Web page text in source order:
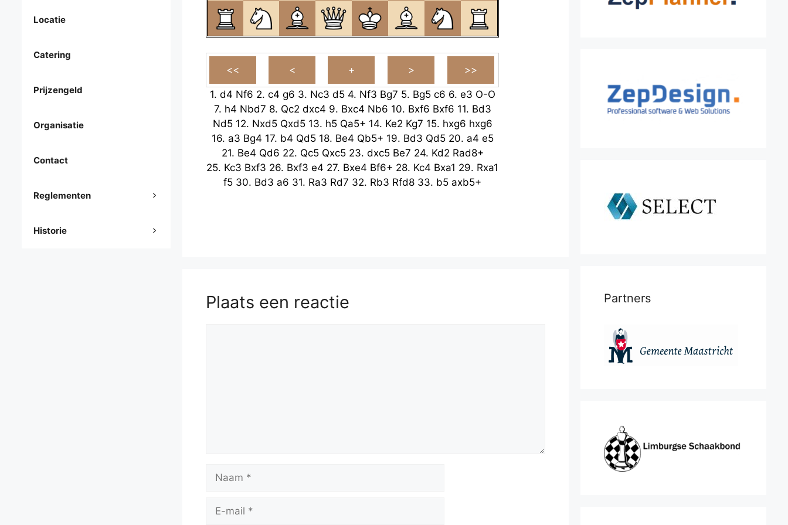
1. d4 Nf6 2. c4 g6 3. Nc3 d5 4. Nf3 Bg7 5. Bg5 c6 6. e3 O-O
7. h4 Nbd7 8. Qc2 dxc4 9. Bxc4 Nb6 10. Bxf6 Bxf6 11. Bd3
Nd5 12. Nxd5 Qxd5 13. h5 Qa5+ 14. Ke2 Kg7 15. hxg6 hxg6
16. a3 Bg4 17. b4 Qd5 18. Be4 Qb5+ 19. Bd3 Qd5 20. a4 e5
21. Be4 Qd6 22. Qc5 Qxc5 23. dxc5 Be7 24. Kd2 Rad8+
25. Kc3 Bxf3 26. Bxf3 e4 27. Bxe4 Bf6+ 28. Kc4 Bxa1 29. Rxa1
f5 30. Bd3 a6 31. Ra3 Rd7 32. Rb3 Rfd8 33. b5 axb5+
Plaats een reactie
mail
Locatie
Catering
Prijzengeld
Organisatie
Contact
Reglementen
Historie
Partners